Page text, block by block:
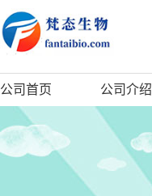
公司首页 公司介绍